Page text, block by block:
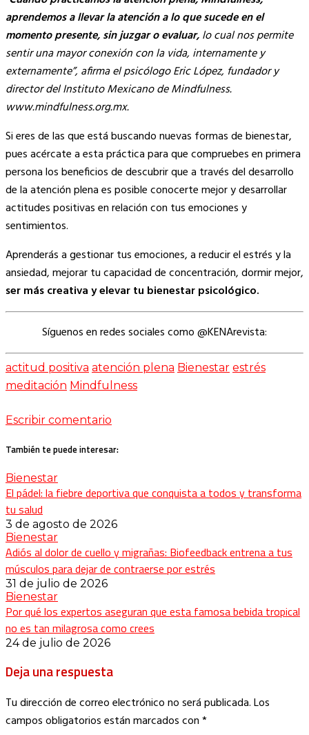
aprendemos a llevar la atención a lo que sucede en el
momento presente, sin juzgar o evaluar,lo cual nos permite
sentir una mayor conexión con la vida, internamente y
externamente”, afirma el psicólogo Eric López, fundador y
director del Instituto Mexicano de Mindfulness.
www.mindfulness.org.mx.
Si eres de las que está buscando nuevas formas de bienestar,
pues acércate a esta práctica para que compruebes en primera
persona los beneficios de descubrir que a través del desarrollo
de la atención plena es posible conocerte mejor y desarrollar
actitudes positivas en relación con tus emociones y
sentimientos.
Aprenderás a gestionar tus emociones, a reducir el estrés y la
ansiedad, mejorar tu capacidad de concentración, dormir mejor,
ser más creativa y elevar tu bienestar psicológico.
Síguenos en redes sociales como @KENArevista:
actitud positiva atención plena Bienestar estrés
meditación Mindfulness
Escribir comentario
También te puede interesar:
Bienestar
El pádel: la fiebre deportiva que conquista a todos y transforma
tu salud
3 de agosto de 2026
Bienestar
Adiós al dolor de cuello y migrañas: Biofeedback entrena a tus
músculos para dejar de contraerse por estrés
31 de julio de 2026
Bienestar
Por qué los expertos aseguran que esta famosa bebida tropical
no es tan milagrosa como crees
24 de julio de 2026
Deja una respuesta
Tu dirección de correo electrónico no será publicada.Los
campos obligatorios están marcados con*